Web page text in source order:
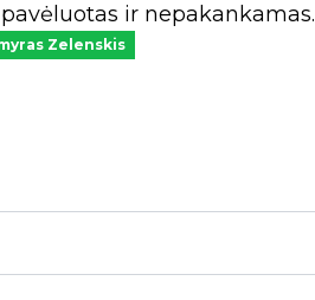
ir nepakankamas.
Zelenskis